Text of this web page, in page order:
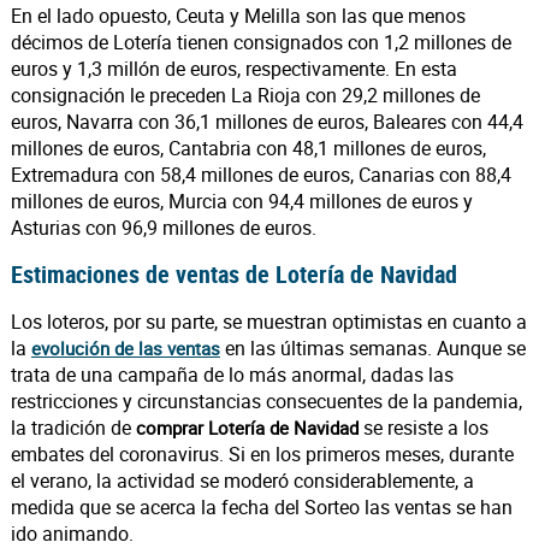
En el lado opuesto, Ceuta y Melilla son las que menos
décimos de Lotería tienen consignados con 1,2 millones de
euros y 1,3 millón de euros, respectivamente. En esta
consignación le preceden La Rioja con 29,2 millones de
euros, Navarra con 36,1 millones de euros, Baleares con 44,4
millones de euros, Cantabria con 48,1 millones de euros,
Extremadura con 58,4 millones de euros, Canarias con 88,4
millones de euros, Murcia con 94,4 millones de euros y
Asturias con 96,9 millones de euros.
Estimaciones de ventas de Lotería de Navidad
Los loteros, por su parte, se muestran optimistas en cuanto a
la evolución de las ventasen las últimas semanas. Aunque se
trata de una campaña de lo más anormal, dadas las
restricciones y circunstancias consecuentes de la pandemia,
la tradición de comprar Lotería de Navidadse resiste a los
embates del coronavirus. Si en los primeros meses, durante
el verano, la actividad se moderó considerablemente, a
medida que se acerca la fecha del Sorteo las ventas se han
ido animando.